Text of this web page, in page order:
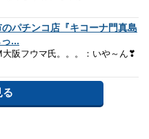
のパチンコ店『キコーナ門真島
...
阪フウマ氏。。。：いや～ん❣
る